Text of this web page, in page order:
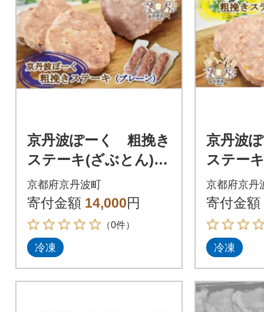
京丹波ぽーく 粗挽き
ステーキ(ざぶとん)プ
レーン 3本セット
京都府京丹波町
寄付金額 14,000円
（0件）
冷凍
京丹波ぽー
ステー
子味
京都府京丹
寄付金額
冷凍